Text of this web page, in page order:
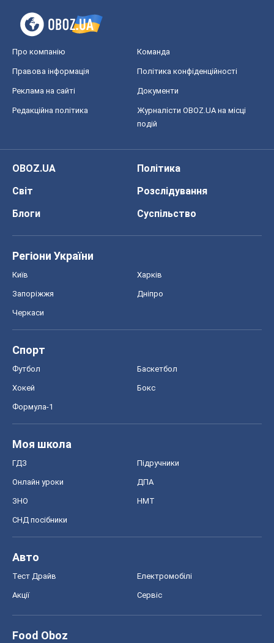
Про компанію Команда
Правова інформація Політика конфіденційності
Реклама на сайті Документи
Редакційна політика
Журналісти OBOZ.UA на місці
подій
OBOZ.UA
Політика
Світ
Розслідування
Блоги
Суспільство
Регіони України
Київ Харків
Запоріжжя Дніпро
Черкаси
Спорт
Футбол Баскетбол
Хокей Бокс
Формула-1
Моя школа
ГДЗ Підручники
Онлайн уроки ДПА
ЗНО НМТ
СНД посібники
Авто
Тест Драйв Електромобілі
Акції Сервіс
Food Oboz